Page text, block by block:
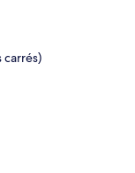
carrés)